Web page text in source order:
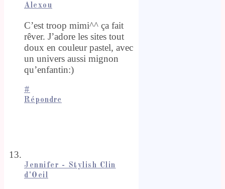
Alexou
C’est troop mimi^^ ça fait
rêver. J’adore les sites tout
doux en couleur pastel, avec
un univers aussi mignon
qu’enfantin:)
#
Répondre
Jennifer - Stylish Clin
d'Oeil